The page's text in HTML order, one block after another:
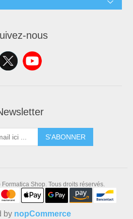
nous
S'ABONNER
Shop. Tous droits réservés.
by nopCommerce